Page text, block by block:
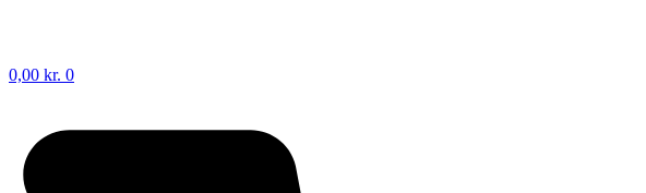
0,00 kr. 0